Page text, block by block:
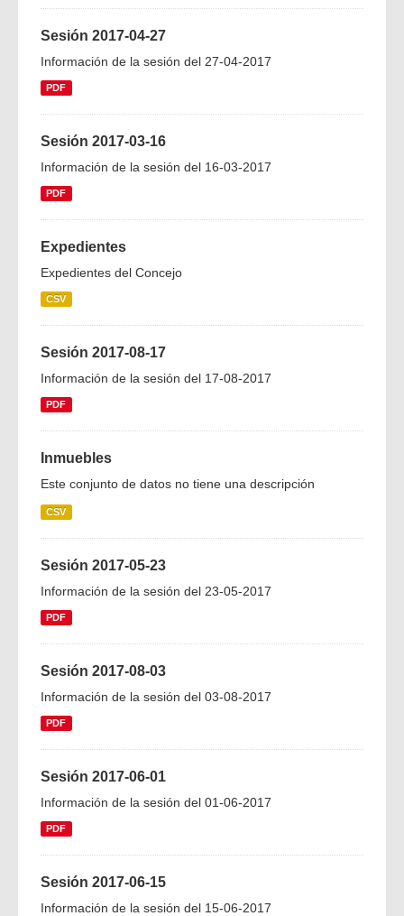
Sesión 2017-04-27
Información de la sesión del 27-04-2017
PDF
Sesión 2017-03-16
Información de la sesión del 16-03-2017
PDF
Expedientes
Expedientes del Concejo
CSV
Sesión 2017-08-17
Información de la sesión del 17-08-2017
PDF
Inmuebles
Este conjunto de datos no tiene una descripción
CSV
Sesión 2017-05-23
Información de la sesión del 23-05-2017
PDF
Sesión 2017-08-03
Información de la sesión del 03-08-2017
PDF
Sesión 2017-06-01
Información de la sesión del 01-06-2017
PDF
Sesión 2017-06-15
Información de la sesión del 15-06-2017